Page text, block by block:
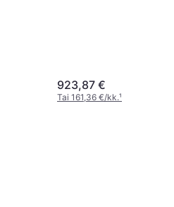
923,87 €
Tai 161,36 €/kk.¹